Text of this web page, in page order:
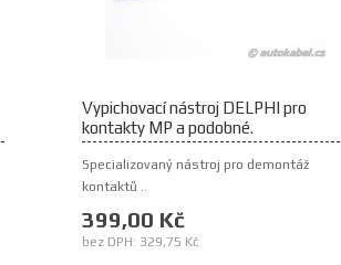
Vypichovací nástroj DELPHI pro
kontakty MP a podobné.
Specializovaný nástroj pro demontáž
kontaktů ..
399,00 Kč
bez DPH: 329,75 Kč